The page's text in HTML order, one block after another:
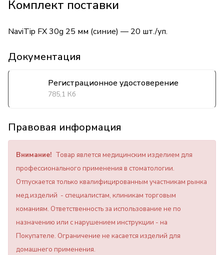
Комплект поставки
NaviTip FX 30g 25 мм (синие) — 20 шт./уп.
Документация
Регистрационное удостоверение
785,1 Кб
Правовая информация
Внимание! Товар явлется медицинским изделием для
профессионального применения в стоматологии.
Отпускается только квалифицированным участникам рынка
мед.изделий - специалистам, клиникам торговым
команиям. Ответственность за использование не по
назначению или с нарушением инструкции - на
Покупателе. Ограничение не касается изделий для
домашнего применения.